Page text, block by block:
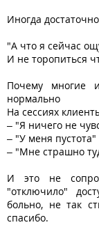
Иногда
"А что я сейчас
И не торопиться
Почему многие
нормально
На сессиях
– "Я ничего не
– "У меня пустота"
– "Мне страшно
И это не
"отключило"
больно, не так
спасибо.